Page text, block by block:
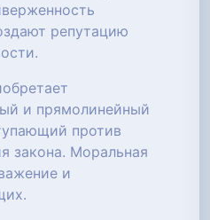
репутацию
и прямолинейный
против
закона. Моральная
и